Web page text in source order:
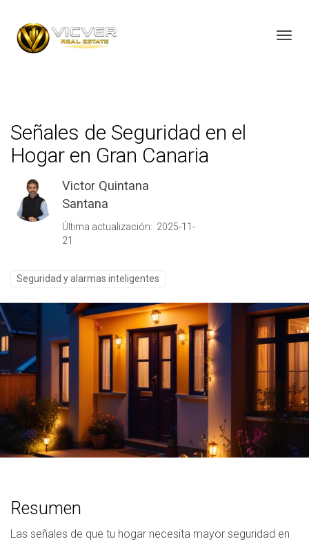
Señales de Seguridad en el
Hogar en Gran Canaria
Victor Quintana
Santana
Última actualización: 2025-11-
21
Seguridad y alarmas inteligentes
Resumen
Las señales de que tu hogar necesita mayor seguridad en